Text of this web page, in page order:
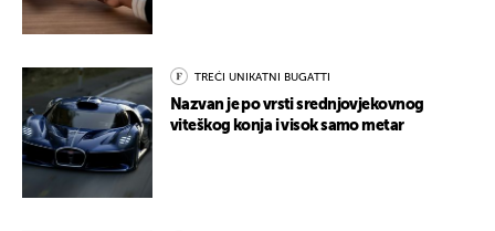
TREĆI UNIKATNI BUGATTI
Nazvan je po vrsti srednjovjekovnog
viteškog konja i visok samo metar